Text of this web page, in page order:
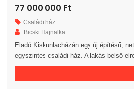
77 000 000 Ft
Családi ház
Bicski Hajnalka
Eladó Kiskunlacházán egy új építésű,
egyszintes családi ház. A lakás belső
praktikus és kényelmes 4 hálószoba,